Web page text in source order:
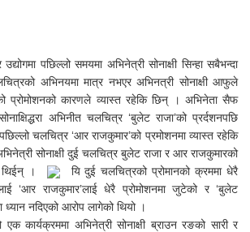
पछिल्लो समयमा अभिनेत्री सोनाक्षी सिन्हा सबैभन्दा
अभिनयमा मात्र नभएर अभिनत्री सोनाक्षी आफुले
प्रोमोशनको कारणले व्यास्त रहेकि छिन् । अभिनेता सैफ
अभिनीत चलचित्र ‘बुलेट राजा’को प्रर्दशनपछि
चलचित्र ‘आर राजकुमार’को प्रमोशनमा व्यास्त रहेकि
सोनाक्षी दुई चलचित्र बुलेट राजा र आर राजकुमारको
थिईन् ।
यि दुई चलचित्रको प्रोमानको क्रममा धेरै
‘आर राजकुमार’लाई धेरै प्रोमोशनमा जुटेको र ‘बुलेट
ध्यान नदिएको आरोप लागेको थियो ।
एक कार्यक्रममा अभिनेत्री सोनाक्षी ब्राउन रङको सारी र